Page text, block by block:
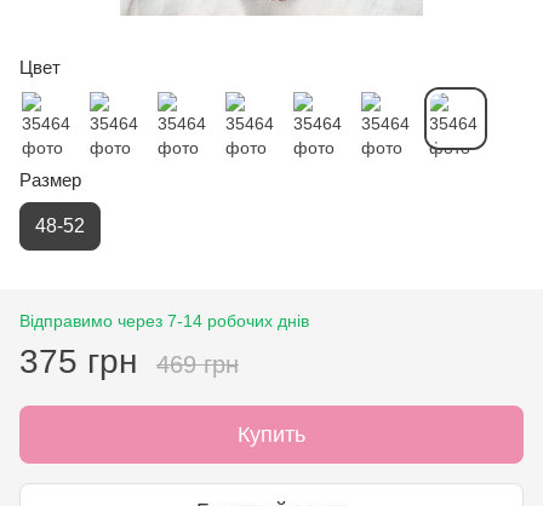
Цвет
Размер
48-52
Відправимо через 7-14 робочих днів
375 грн 469 грн
Купить